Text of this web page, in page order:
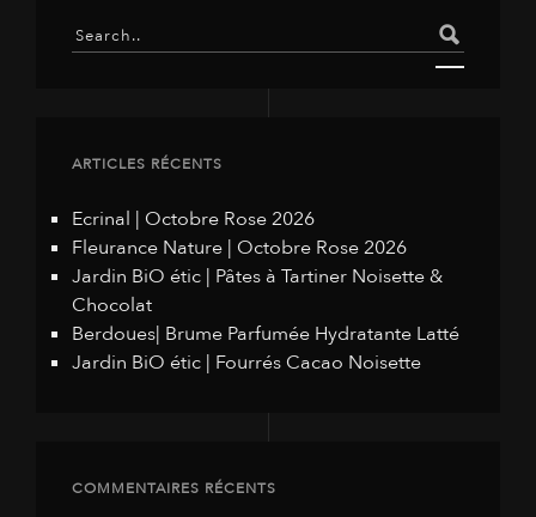
ARTICLES RÉCENTS
Ecrinal | Octobre Rose 2026
Fleurance Nature | Octobre Rose 2026
Jardin BiO étic | Pâtes à Tartiner Noisette &
Chocolat
Berdoues| Brume Parfumée Hydratante Latté
Jardin BiO étic | Fourrés Cacao Noisette
COMMENTAIRES RÉCENTS